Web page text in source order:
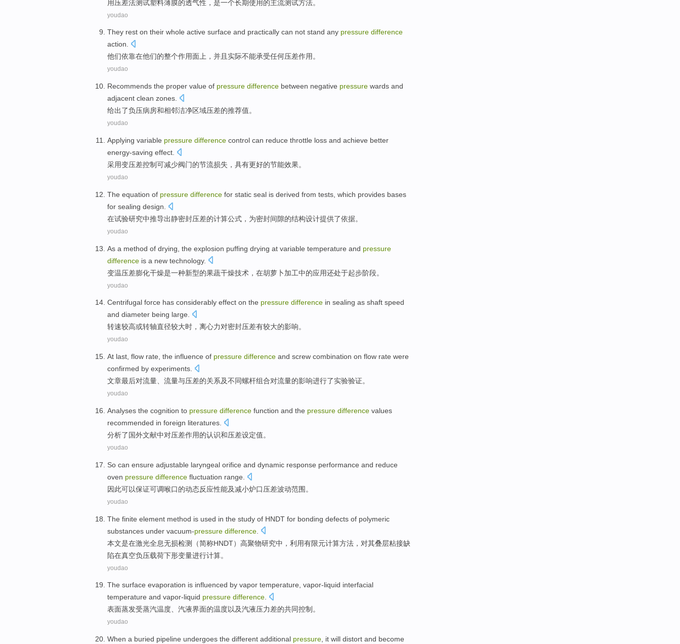
用压差法测试塑料薄膜的透气性 ， 是一个长期使用的主流测试方法。
youdao
They rest on their whole active surface and practically can not stand any pressure difference
action.
他们依靠在他们的整个作用面上 ， 并且 实际不能承受任何压差作用。
youdao
Recommends the proper value of pressure difference between negative pressure wards and
adjacent clean zones
给出了负压病房和相邻洁净区域压差的推荐值。
youdao
Applying variable pressure difference control can reduce throttle loss and achieve better
energy-saving effect
采用变压差控制可减少阀门的节流损失 ，具有更好的节能效果。
youdao
The equation of pressure difference for static seal is derived from tests , which provides bases
for sealing design
在试验研究中推导出静密封压差的计算公式 ， 为密封间隙的结构设计提供了依据。
youdao
As a method of drying , the explosion puffing drying at variable temperature and pressure
difference is a new technology.
变温压差膨化干燥是一种新型的果蔬干燥技术 ， 在胡萝卜加工中的应用还处于起步阶段。
youdao
Centrifugal force has considerably effect on the pressure difference in sealing as shaft speed
and diameter being large.
转速较高或转轴直径较大时，离心力对密封压差有较大的影响。
youdao
At last flow rate, the influence of pressure difference and screw combination on flow rate were
confirmed by experiments
文章最后对流量 、流量与压差的关系及不同螺杆组合对流量的影响进行了实验验证。
youdao
Analyses the cognition to pressure difference function and the pressure difference values
recommended in foreign literatures
分析了 国外文献中对压差作用的认识和压差设定值。
youdao
So can ensure adjustable laryngeal orifice and dynamic response performance and reduce
oven pressure difference fluctuation range
因此可以保证可调喉口的动态反应性能及减小炉口压差波动范围 。
youdao
The finite element method is used in the study of HNDT for bonding defects of polymeric
substances under vacuum-pressure difference
本文是在激光全息无损检测（简称HNDT）高聚物研究中 ， 利用有限元计算方法 ，对其叠层粘接缺
陷在真空负压载荷下形变量进行计算。
youdao
The surface evaporation is influenced by vapor temperature, vapor-liquid interfacial
temperature and vapor-liquid pressure difference.
表面蒸发受蒸汽温度、 汽液界面的温度以及汽液压力差的共同控制。
youdao
When a buried pipeline undergoes the different additional pressure , it will distort and become